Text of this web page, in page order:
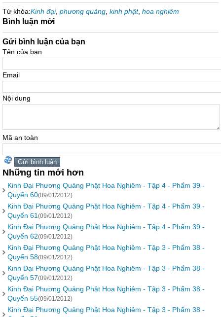
Từ khóa:Kinh đại, phương quảng kinh phật, hoa nghiêm
Bình luận mới
Gửi bình luận của bạn
Tên của bạn
Email
Nội dung
Mã an toàn
Những tin mới hơn
Kinh Đại Phương Quảng Phật Hoa Nghiêm - Tập 4 - Phẩm 39 -
Quyển 60(09/01/2012)
Kinh Đại Phương Quảng Phật Hoa Nghiêm - Tập 4 - Phẩm 39 -
Quyển 61 (09/01/2012)
Kinh Đại Phương Quảng Phật Hoa Nghiêm - Tập 4 - Phẩm 39 -
Quyển 62(09/01/2012)
Kinh Đại Phương Quảng Phật Hoa Nghiêm - Tập 3 - Phẩm 38 -
Quyển 58(09/01/2012)
Kinh Đại Phương Quảng Phật Hoa Nghiêm - Tập 3 - Phẩm 38 -
Quyển 57(09/01/2012)
Kinh Đại Phương Quảng Phật Hoa Nghiêm - Tập 3 - Phẩm 38 -
Quyển 55(09/01/2012)
Kinh Đại Phương Quảng Phật Hoa Nghiêm - Tập 3 - Phẩm 38 -